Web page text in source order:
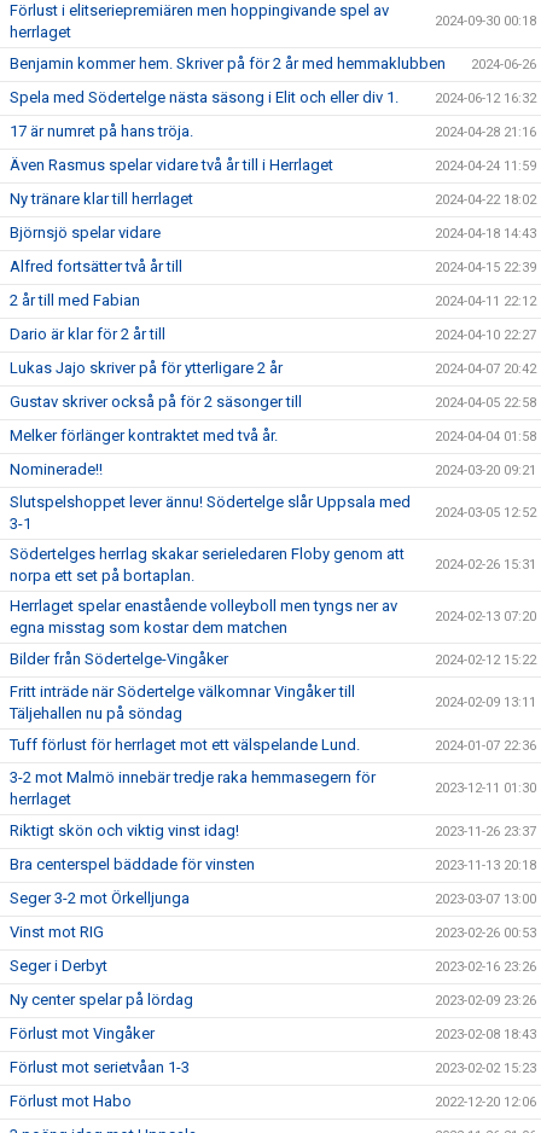
Förlust i elitseriepremiären men hoppingivande spel av
herrlaget
2024-09-30 00:18
Benjamin kommer hem. Skriver på för 2 år med hemmaklubben 2024-06-26
Spela med Södertelge nästa säsong i Elit och eller div 1. 2024-06-12 16:32
17 är numret på hans tröja. 2024-04-28 21:16
Även Rasmus spelar vidare två år till i Herrlaget 2024-04-24 11:59
Ny tränare klar till herrlaget 2024-04-22 18:02
Björnsjö spelar vidare 2024-04-18 14:43
Alfred fortsätter två år till 2024-04-15 22:39
2 år till med Fabian 2024-04-11 22:12
Dario är klar för 2 år till 2024-04-10 22:27
Lukas Jajo skriver på för ytterligare 2 år 2024-04-07 20:42
Gustav skriver också på för 2 säsonger till 2024-04-05 22:58
Melker förlänger kontraktet med två år. 2024-04-04 01:58
Nominerade!! 2024-03-20 09:21
Slutspelshoppet lever ännu! Södertelge slår Uppsala med
3-1
2024-03-05 12:52
Södertelges herrlag skakar serieledaren Floby genom att
norpa ett set på bortaplan.
2024-02-26 15:31
Herrlaget spelar enastående volleyboll men tyngs ner av
egna misstag som kostar dem matchen
2024-02-13 07:20
Bilder från Södertelge-Vingåker 2024-02-12 15:22
Fritt inträde när Södertelge välkomnar Vingåker till
Täljehallen nu på söndag
2024-02-09 13:11
Tuff förlust för herrlaget mot ett välspelande Lund. 2024-01-07 22:36
3-2 mot Malmö innebär tredje raka hemmasegern för
herrlaget
2023-12-11 01:30
Riktigt skön och viktig vinst idag! 2023-11-26 23:37
Bra centerspel bäddade för vinsten 2023-11-13 20:18
Seger 3-2 mot Örkelljunga 2023-03-07 13:00
Vinst mot RIG 2023-02-26 00:53
Seger i Derbyt 2023-02-16 23:26
Ny center spelar på lördag 2023-02-09 23:26
Förlust mot Vingåker 2023-02-08 18:43
Förlust mot serietvåan 1-3 2023-02-02 15:23
Förlust mot Habo 2022-12-20 12:06